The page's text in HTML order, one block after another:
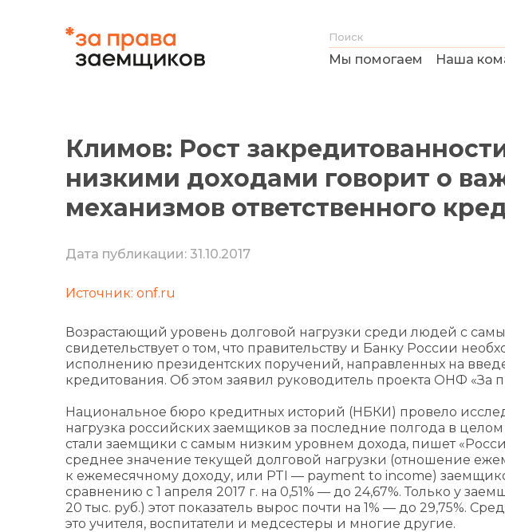
Мы помогаем Наша
Климов: Рост
низкими доходами говорит о
механизмов ответственного
Дата публикации: 31.10.2017
Источник: onf.ru
Возрастающий уровень долговой нагрузки среди людей с
свидетельствует о том, что правительству и Банку России
исполнению президентских поручений, направленных на
кредитования. Об этом заявил руководитель проекта ОНФ «За
Национальное бюро кредитных историй (НБКИ) провело
нагрузка российских заемщиков за последние полгода в
стали заемщики с самым низким уровнем дохода, пишет
среднее значение текущей долговой нагрузки (отношение
к ежемесячному доходу, или PTI — payment to income)
сравнению с 1 апреля 2017 г. на 0,51% — до 24,67%. Только у
20 тыс. руб.) этот показатель вырос почти на 1% — до 29,75%.
это учителя, воспитатели и медсестеры и многие другие.